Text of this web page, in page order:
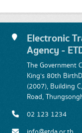
Electronic
Agency -
The Government
King's 80th
(2007), Building
Road,
02 123 1234